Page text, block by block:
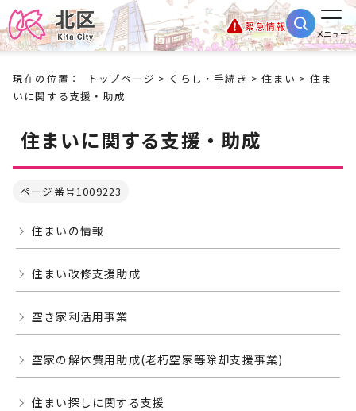
緊急情報
メニュー
現在の位置： トップページ > くらし・手続き >住まい > 住ま
いに関する支援・助成
住まいに関する支援・助成
ページ番号1009223
住まいの情報
住まい改修支援助成
空き家利活用事業
空家の解体費用助成(老朽空家等除却支援事業)
住まい探しに関する支援